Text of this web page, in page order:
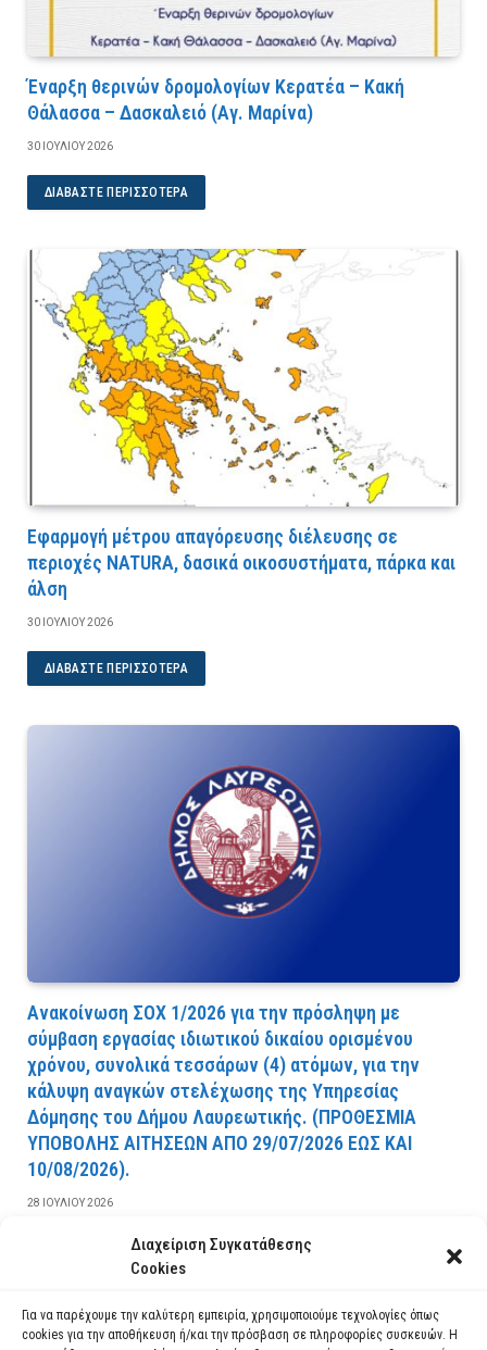
Διαχείριση Συγκατάθεσης
Cookies
Για να παρέχουμε την καλύτερη εμπειρία, χρησιμοποιούμε τεχνολογίες όπως
cookies για την αποθήκευση ή/και την πρόσβαση σε πληροφορίες συσκευών. Η
Έναρξη θερινών δρομολογίων Κερατέα – Κακή
Θάλασσα – Δασκαλειό (Αγ. Μαρίνα)
30 ΙΟΥΛΊΟΥ 2026
ΔΙΑΒΆΣΤΕ ΠΕΡΙΣΣΌΤΕΡΑ
Εφαρμογή μέτρου απαγόρευσης διέλευσης σε
περιοχές NATURA, δασικά οικοσυστήματα, πάρκα και
άλση
30 ΙΟΥΛΊΟΥ 2026
ΔΙΑΒΆΣΤΕ ΠΕΡΙΣΣΌΤΕΡΑ
Ανακοίνωση ΣΟΧ 1/2026 για την πρόσληψη με
σύμβαση εργασίας ιδιωτικού δικαίου ορισμένου
χρόνου, συνολικά τεσσάρων (4) ατόμων, για την
κάλυψη αναγκών στελέχωσης της Υπηρεσίας
Δόμησης του Δήμου Λαυρεωτικής. (ΠPOΘEΣMIA
YΠOBOΛHΣ AITHΣEΩN AΠO 29/07/2026 EΩΣ KAI
10/08/2026).
28 ΙΟΥΛΊΟΥ 2026
ΔΙΑΒΆΣΤΕ ΠΕΡΙΣΣΌΤΕΡΑ